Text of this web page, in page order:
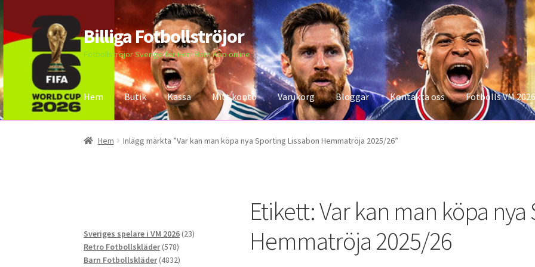
Hoppa
till
navigering
Hoppa
till
innehåll
Billiga Fotbollströjor
Fotbollströjor Sverige för Herr Barn Köp online
Hem Butik Kassa Mitt konto Varukorg Bloggar Kontakta oss Fotbolls VM 2026
Hem Bloggar Butik Kassa Kontakta oss Mitt konto Storleksguiden Varukorg
Hem Inlägg märkta ”Var kan man köpa nya Sporting Lissabon Hemmatröja 2025/26”
Etikett:Var kan man köpa
Hemmatröja 2025/26
Sveriges spelare i VM 2026 2323
Retro Fotbollskläder 578578
produkter
Barn Fotbollskläder 48324832